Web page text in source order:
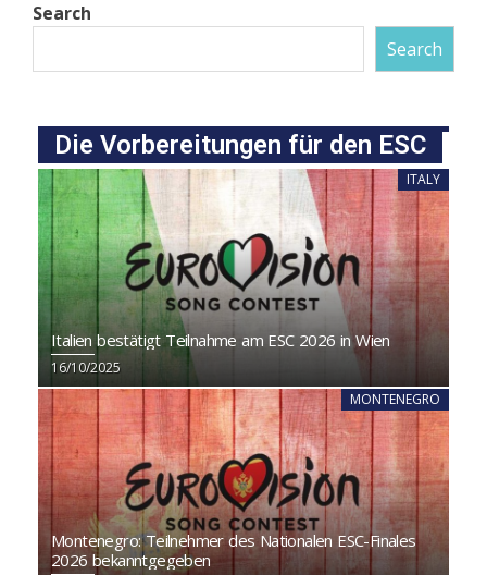
Search
Search
Die Vorbereitungen für den ESC
ITALY
Italien bestätigt Teilnahme am ESC 2026 in Wien
16/10/2025
MONTENEGRO
Montenegro: Teilnehmer des Nationalen ESC-Finales
2026 bekanntgegeben